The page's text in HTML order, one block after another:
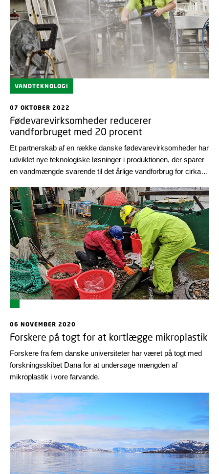
VANDTEKNOLOGI
07 OKTOBER 2022
Fødevarevirksomheder reducerer
vandforbruget med 20 procent
Et partnerskab af en række danske fødevarevirksomheder har
udviklet nye teknologiske løsninger i produktionen, der sparer
en vandmængde svarende til det årlige vandforbrug for cirka
06 NOVEMBER 2020
Forskere på togt for at kortlægge mikroplastik
Forskere fra fem danske universiteter har været på togt med
forskningsskibet Dana for at undersøge mængden af
mikroplastik i vore farvande.